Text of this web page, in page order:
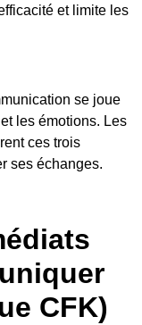
et limite les
se joue
les émotions. Les
ces trois
ses échanges.
CFK)